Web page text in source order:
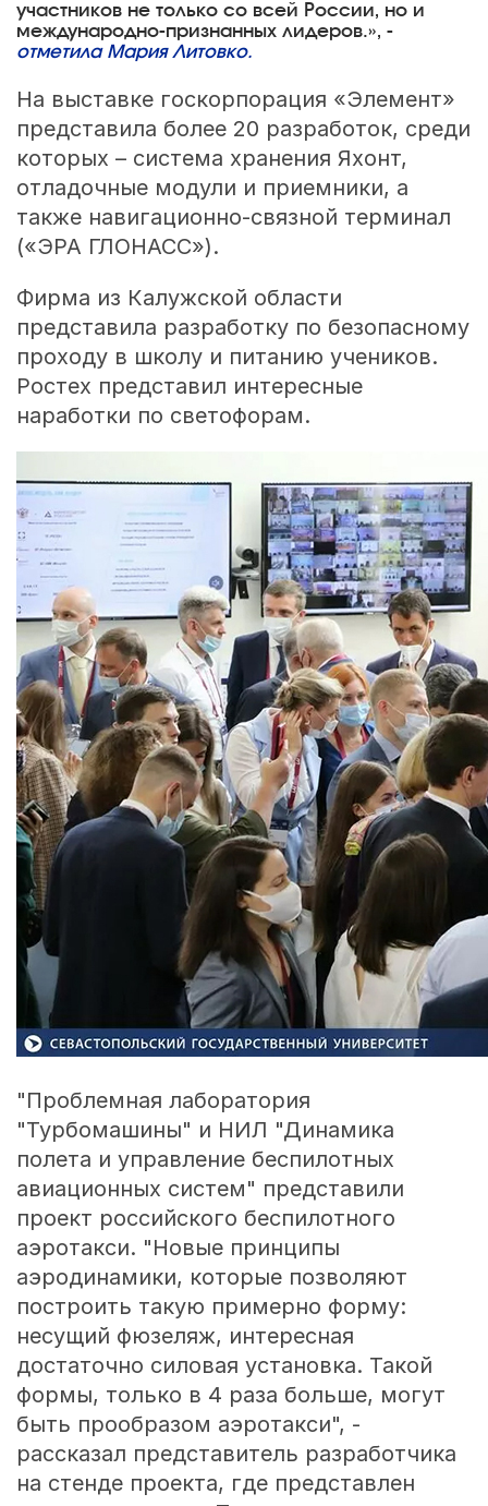
участников не только со всей России, но и
международно-признанных лидеров.», -
отметила Мария Литовко.
На выставке госкорпорация «Элемент»
представила более 20 разработок, среди
которых – система хранения Яхонт,
отладочные модули и приемники, а
также навигационно-связной терминал
(«ЭРА ГЛОНАСС»).
Фирма из Калужской области
представила разработку по безопасному
проходу в школу и питанию учеников.
Ростех представил интересные
наработки по светофорам.
"Проблемная лаборатория
"Турбомашины" и НИЛ "Динамика
полета и управление беспилотных
авиационных систем" представили
проект российского беспилотного
аэротакси. "Новые принципы
аэродинамики, которые позволяют
построить такую примерно форму:
несущий фюзеляж, интересная
достаточно силовая установка. Такой
формы, только в 4 раза больше, могут
быть прообразом аэротакси", -
рассказал представитель разработчика
на стенде проекта, где представлен